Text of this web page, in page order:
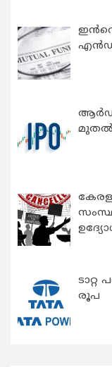
മുതൽ
ടാറ്റ
രൂപ